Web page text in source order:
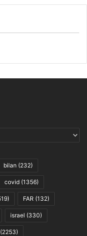
bilan (232)
covid (1356)
FAR (132)
israel (330)
(2253)